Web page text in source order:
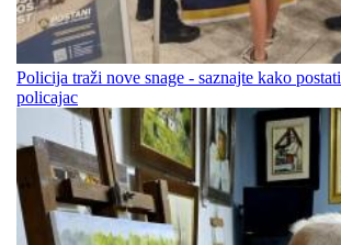
Policija traži nove snage - saznajte kako
policajac